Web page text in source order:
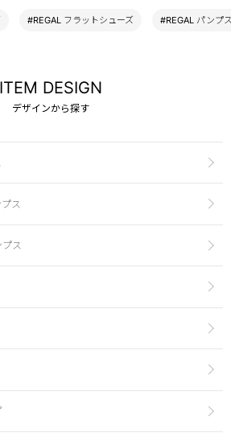
#REGAL フラットシューズ #REGAL パンプ
ITEM DESIGN
デザインから探す
ス
ス